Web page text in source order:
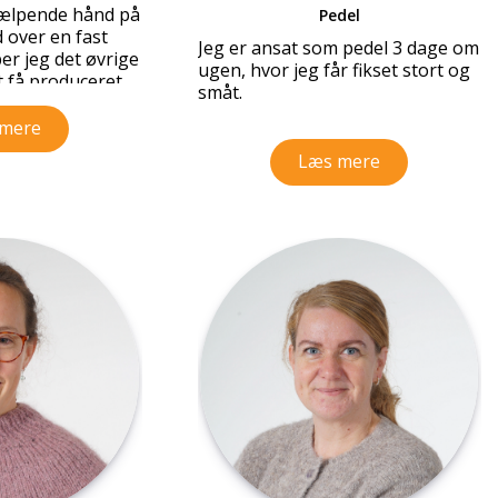
med børn.
i
drama og
udvikle børn
Børn er en
at arbejde
at være med til
Baltazar. Jeg
fri, og når det
en god
hånd på
over en fast
jeg det øvrige
få produceret
Jeg har
vandet
Pedel
Jeg er ansat som pedel 3 dage om
ugen, hvor jeg får fikset stort og
småt.
Læs mere